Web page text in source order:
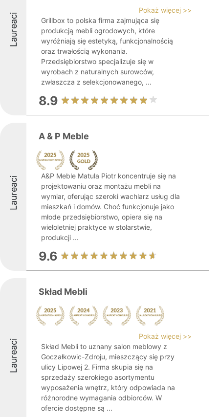
Laureaci
Pokaż więcej >>
Grillbox to polska firma zajmująca się
produkcją mebli ogrodowych, które
wyróżniają się estetyką, funkcjonalnością
oraz trwałością wykonania.
Przedsiębiorstwo specjalizuje się w
wyrobach z naturalnych surowców,
zwłaszcza z selekcjonowanego, ...
8.9
Laureaci
A & P Meble
A&P Meble Matula Piotr koncentruje się na
projektowaniu oraz montażu mebli na
wymiar, oferując szeroki wachlarz usług dla
mieszkań i domów. Choć funkcjonuje jako
młode przedsiębiorstwo, opiera się na
wieloletniej praktyce w stolarstwie,
produkcji ...
9.6
Laureaci
Skład Mebli
Pokaż więcej >>
Skład Mebli to uznany salon meblowy z
Goczałkowic-Zdroju, mieszczący się przy
ulicy Lipowej 2. Firma skupia się na
sprzedaży szerokiego asortymentu
wyposażenia wnętrz, który odpowiada na
różnorodne wymagania odbiorców. W
ofercie dostępne są ...